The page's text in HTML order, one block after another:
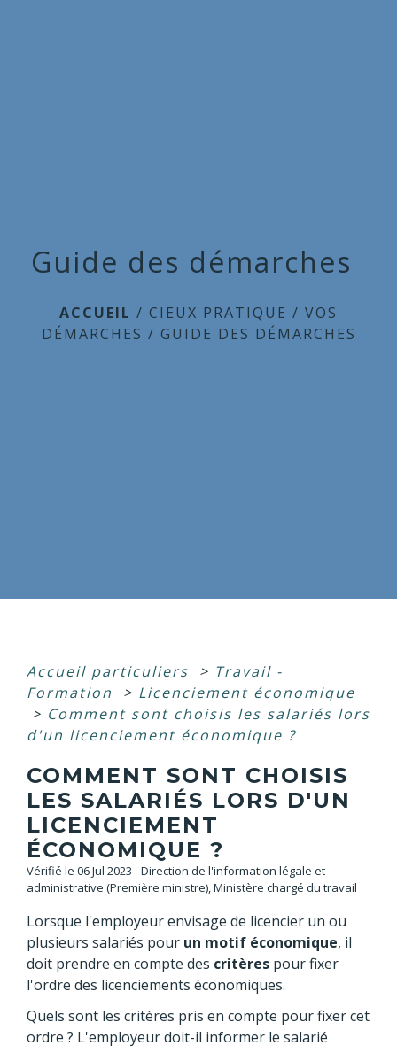
Guide des démarches
ACCUEIL / CIEUX PRATIQUE / VOS
DÉMARCHES / GUIDE DES DÉMARCHES
Accueil particuliers > Travail -
Formation
> Licenciement économique
> Comment sont choisis les salariés lors
d'un licenciement économique ?
COMMENT SONT CHOISIS
LES SALARIÉS LORS D'UN
LICENCIEMENT
ÉCONOMIQUE ?
Vérifié le 06 Jul 2023 - Direction de l'information légale et
administrative (Première ministre), Ministère chargé du travail
Lorsque l'employeur envisage de licencier un ou
plusieurs salariés pour un motif économique, il
doit prendre en compte des critères pour fixer
l'ordre des licenciements économiques.
Quels sont les critères pris en compte pour fixer cet
ordre ? L'employeur doit-il informer le salarié